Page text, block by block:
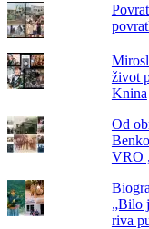
život
Knina
Od
VRO
„Bilo
riva